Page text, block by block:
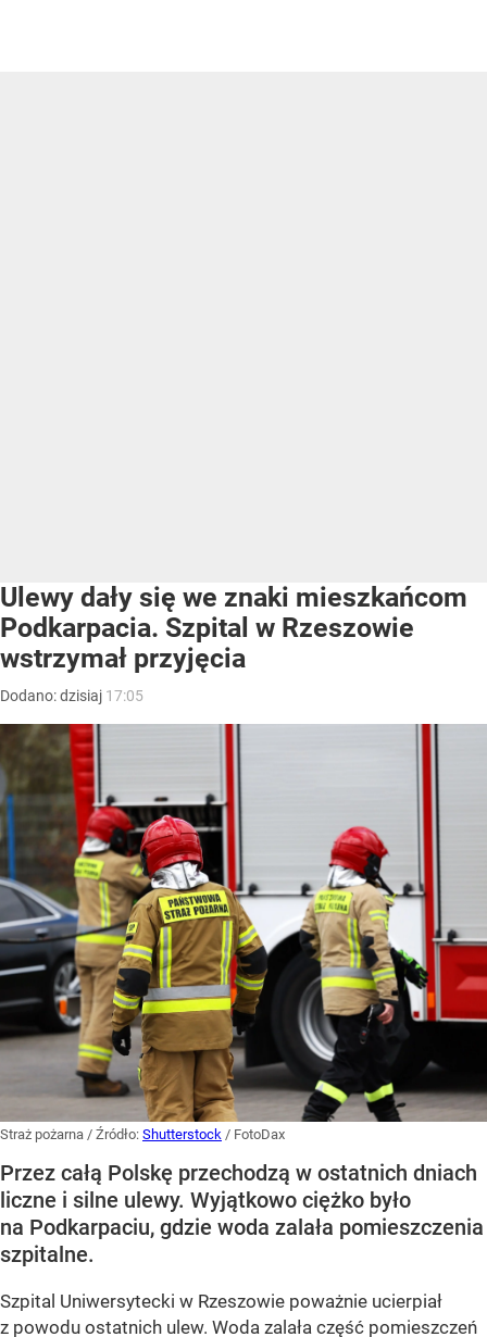
Ulewy dały się we znaki mieszkańcom
Podkarpacia. Szpital w Rzeszowie
wstrzymał przyjęcia
Dodano:dzisiaj 17:05
Straż pożarna / Źródło: Shutterstock / FotoDax
Przez całą Polskę przechodzą w ostatnich dniach
liczne i silne ulewy. Wyjątkowo ciężko było
na Podkarpaciu, gdzie woda zalała pomieszczenia
szpitalne.
Szpital Uniwersytecki w Rzeszowie poważnie ucierpiał
z powodu ostatnich ulew. Woda zalała część pomieszczeń